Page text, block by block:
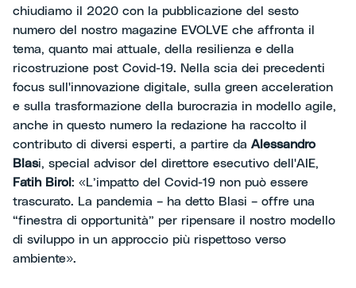
chiudiamo il 2020 con la pubblicazione del sesto
numero del nostro magazine EVOLVE che affronta il
tema, quanto mai attuale, della resilienza e della
ricostruzione post Covid-19. Nella scia dei precedenti
focus sull'innovazione digitale, sulla green acceleration
e sulla trasformazione della burocrazia in modello agile,
anche in questo numero la redazione ha raccolto il
contributo di diversi esperti, a partire da Alessandro
Blasi, special advisor del direttore esecutivo dell'AIE,
Fatih Birol : «L’impatto del Covid-19 non può essere
trascurato. La pandemia – ha detto Blasi – offre una
“finestra di opportunità” per ripensare il nostro modello
di sviluppo in un approccio più rispettoso verso
ambiente».